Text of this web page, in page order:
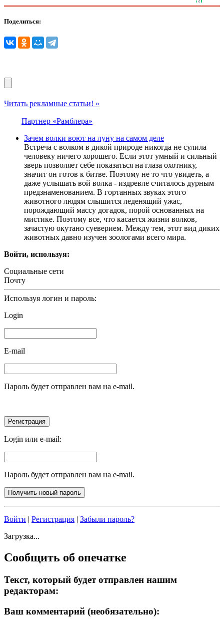
Поделиться:
Читать рекламные статьи! »
Партнер «Рамблера»
Зачем волки воют на луну на самом деле
Встреча с волком в дикой природе никогда не сулила
человеку ничего хорошего. Если этот умный и сильный
зверь позволяет себе показаться на глаза охотнику,
значит он готов к битве. Поэтому не то что увидеть, а
даже услышать вой волка - издревле считалось дурным
предзнаменованием. В гортанных звуках этого
животного людям слышится леденящий ужас,
порождающий массу догадок, порой основанных на
мистике. Поэтому все, что касается жизни волков,
зачастую окутано суеверием. Между тем, этот вид диких
животных давно изучен зоологами всего мира.
Войти, используя:
Социальные сети
Почту
Используя логин и пароль:
Login
E-mail
Пароль будет отправлен вам на e-mail.
Login или e-mail:
Пароль будет отправлен вам на e-mail.
Войти | Регистрация | Забыли пароль?
Загрузка...
Сообщить об опечатке
Текст, который будет отправлен нашим
редакторам:
Ваш комментарий (необязательно):